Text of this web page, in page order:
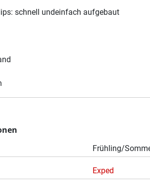
schnell undeinfach aufgebaut
Frühling/
Exped